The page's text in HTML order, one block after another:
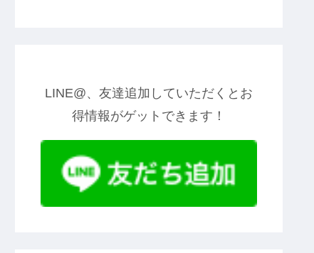
LINE@、友達追加していただくとお
得情報がゲットできます！